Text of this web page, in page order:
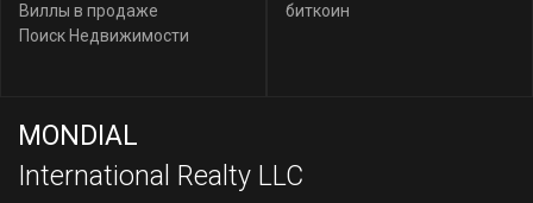
Виллы в продаже
Поиск Недвижимости
биткоин
MONDIAL
International Realty LLC